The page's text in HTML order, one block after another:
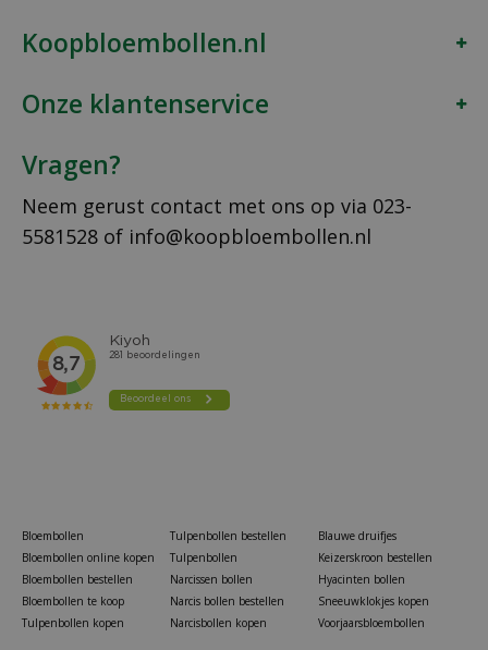
Koopbloembollen.nl
Onze klantenservice
Vragen?
Neem gerust contact met ons op via 023-
5581528 of info@koopbloembollen.nl
Bloembollen
Bloembollen online kopen
Bloembollen bestellen
Bloembollen te koop
Tulpenbollen kopen
Tulpenbollen bestellen
Tulpenbollen
Narcissen bollen
Narcis bollen bestellen
Narcisbollen kopen
Blauwe druifjes
Keizerskroon bestellen
Hyacinten bollen
Sneeuwklokjes kopen
Voorjaarsbloembollen